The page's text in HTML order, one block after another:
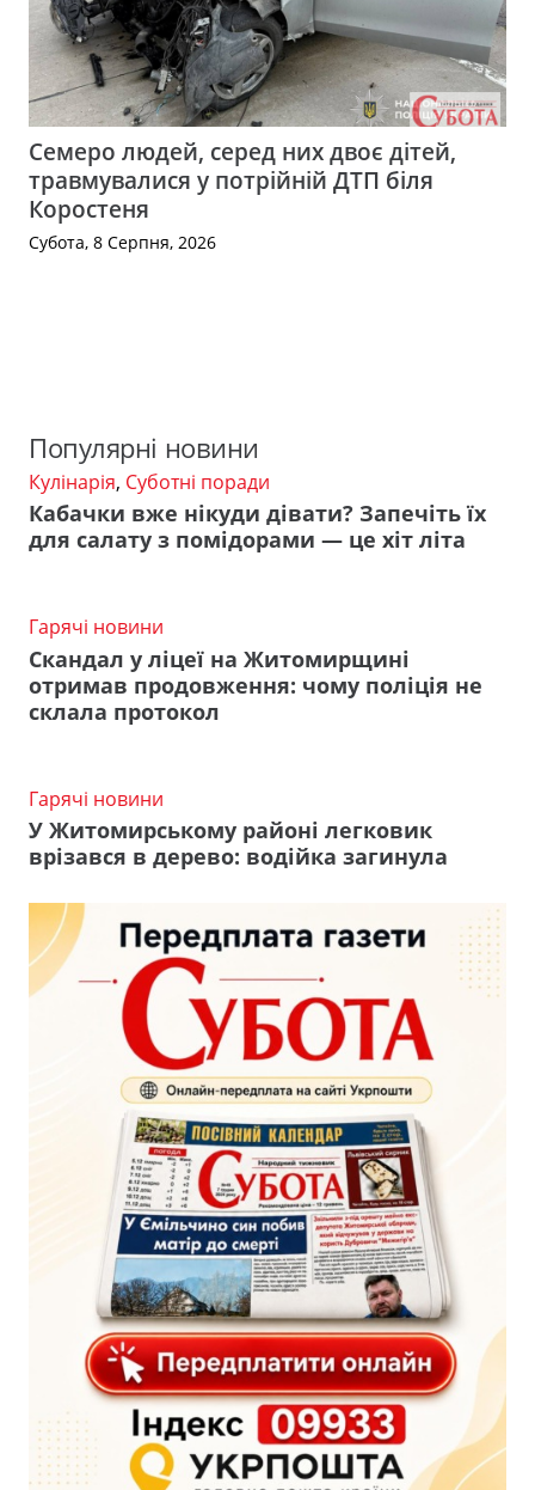
Семеро людей, серед них двоє дітей,
травмувалися у потрійній ДТП біля
Коростеня
Субота, 8 Серпня, 2026
Популярні новини
Кулінарія, Суботні поради
Кабачки вже нікуди дівати? Запечіть їх
для салату з помідорами — це хіт літа
Гарячі новини
Скандал у ліцеї на Житомирщині
отримав продовження: чому поліція не
склала протокол
Гарячі новини
У Житомирському районі легковик
врізався в дерево: водійка загинула